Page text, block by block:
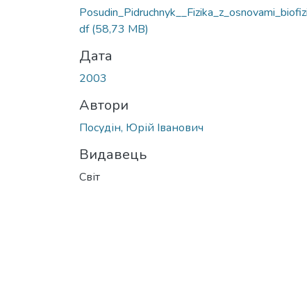
df(58,73 MB)
Дата
2003
Автори
Посудін, Юрій Іванович
Видавець
Світ